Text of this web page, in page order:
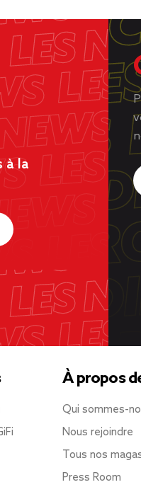
à la
À propos
Qui sommes-
Nous rejoindre
Tous nos
Press Room